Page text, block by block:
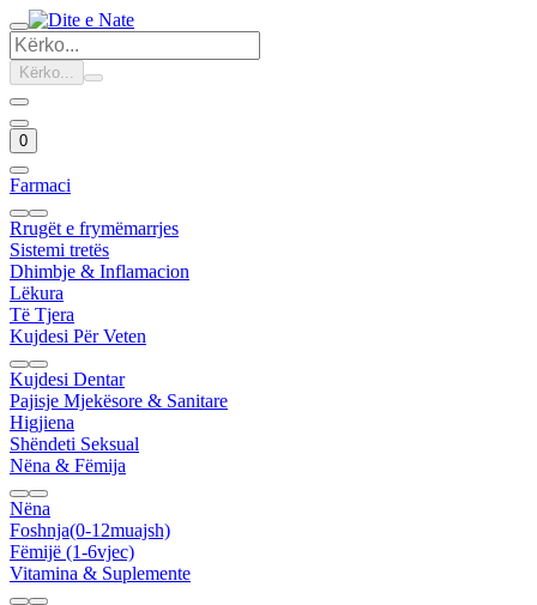
Kërko...
0
Farmaci
Rrugët e frymëmarrjes
Sistemi tretës
Dhimbje & Inflamacion
Lëkura
Të Tjera
Kujdesi Për Veten
Kujdesi Dentar
Pajisje Mjekësore & Sanitare
Higjiena
Shëndeti Seksual
Nëna & Fëmija
Nëna
Foshnja(0-12muajsh)
Fëmijë (1-6vjec)
Vitamina & Suplemente